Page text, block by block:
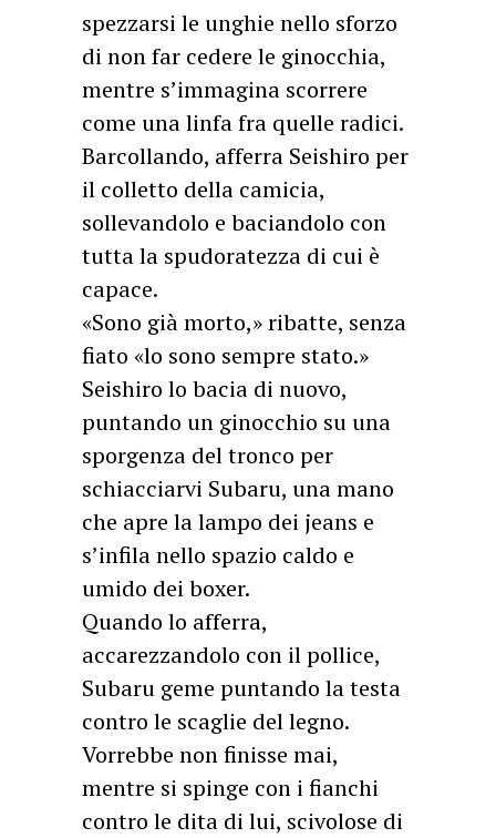
spezzarsi le unghie nello sforzo
di non far cedere le ginocchia,
mentre s’immagina scorrere
come una linfa fra quelle radici.
Barcollando, afferra Seishiro per
il colletto della camicia,
sollevandolo e baciandolo con
tutta la spudoratezza di cui è
capace.
«Sono già morto,» ribatte, senza
fiato «lo sono sempre stato.»
Seishiro lo bacia di nuovo,
puntando un ginocchio su una
sporgenza del tronco per
schiacciarvi Subaru, una mano
che apre la lampo dei jeans e
s’infila nello spazio caldo e
umido dei boxer.
Quando lo afferra,
accarezzandolo con il pollice,
Subaru geme puntando la testa
contro le scaglie del legno.
Vorrebbe non finisse mai,
mentre si spinge con i fianchi
contro le dita di lui, scivolose di